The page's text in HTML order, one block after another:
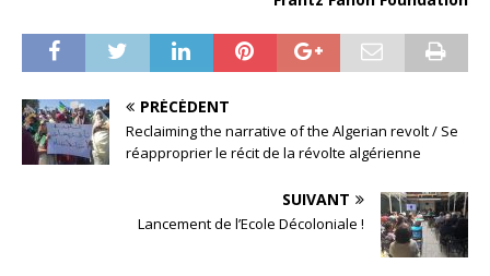
PRÉCÉDENT
Reclaiming the narrative of the Algerian revolt / Se
réapproprier le récit de la révolte algérienne
SUIVANT
Lancement de l’Ecole Décoloniale !